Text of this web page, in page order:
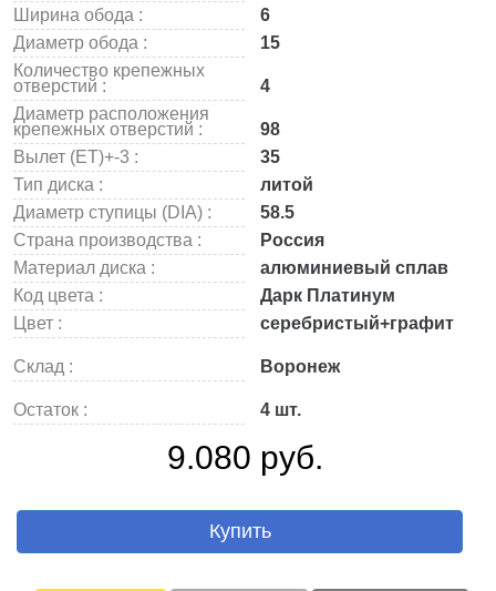
Ширина обода :
6
Диаметр обода :
15
Количество крепежных
отверстий :
4
Диаметр расположения
крепежных отверстий :
98
Вылет (ET)+-3 :
35
Тип диска :
литой
Диаметр ступицы (DIA) :
58.5
Страна производства :
Россия
Материал диска :
алюминиевый сплав
Код цвета :
Дарк Платинум
Цвет :
серебристый+графит
Склад : Воронеж
Остаток : 4 шт.
9.080 руб.
Купить